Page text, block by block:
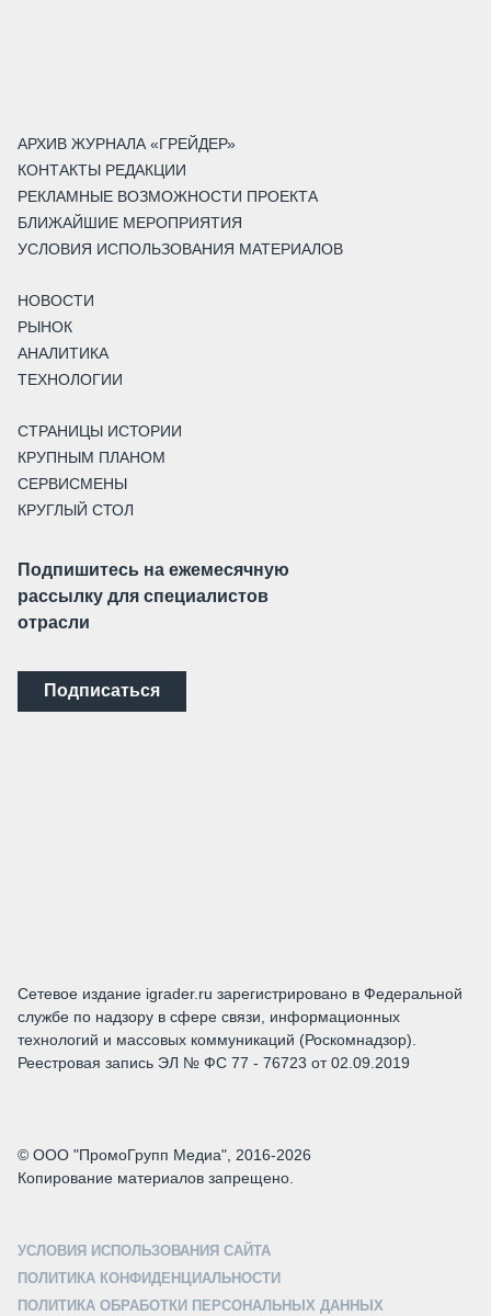
АРХИВ ЖУРНАЛА «ГРЕЙДЕР»
КОНТАКТЫ РЕДАКЦИИ
РЕКЛАМНЫЕ ВОЗМОЖНОСТИ ПРОЕКТА
БЛИЖАЙШИЕ МЕРОПРИЯТИЯ
УСЛОВИЯ ИСПОЛЬЗОВАНИЯ МАТЕРИАЛОВ
НОВОСТИ
РЫНОК
АНАЛИТИКА
ТЕХНОЛОГИИ
СТРАНИЦЫ ИСТОРИИ
КРУПНЫМ ПЛАНОМ
СЕРВИСМЕНЫ
КРУГЛЫЙ СТОЛ
Подпишитесь на ежемесячную
рассылку для специалистов
отрасли
Подписаться
Сетевое издание igrader.ru зарегистрировано в Федеральной
службе по надзору в сфере связи, информационных
технологий и массовых коммуникаций (Роскомнадзор).
Реестровая запись ЭЛ № ФС 77 - 76723 от 02.09.2019
© ООО "ПромоГрупп Медиа", 2016-2026
Копирование материалов запрещено.
УСЛОВИЯ ИСПОЛЬЗОВАНИЯ САЙТА
ПОЛИТИКА КОНФИДЕНЦИАЛЬНОСТИ
ПОЛИТИКА ОБРАБОТКИ ПЕРСОНАЛЬНЫХ ДАННЫХ